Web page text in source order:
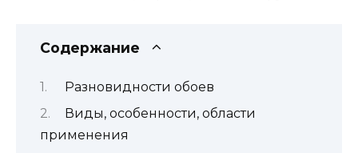
Содержание
Разновидности обоев
Виды, особенности, области
применения